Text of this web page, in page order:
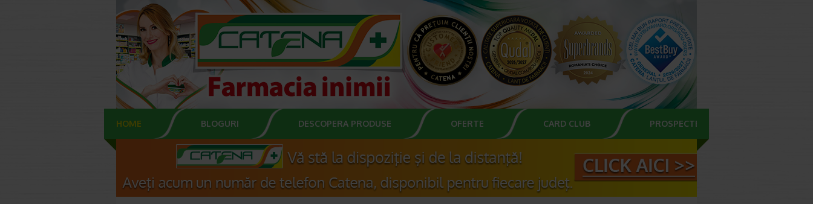
HOME BLOGURI DESCOPERA PRODUSE OFERTE CARD CLUB PROSPECTE